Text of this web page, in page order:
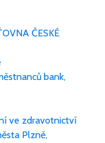
ČESKÉ
bank,
ve zdravotnictví
Plzně,